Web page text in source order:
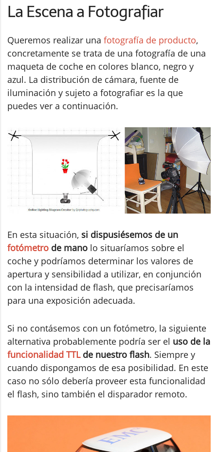
La Escena a Fotografiar
Queremos realizar una fotografía de producto,
concretamente se trata de una fotografía de una
maqueta de coche en colores blanco, negro y
azul. La distribución de cámara, fuente de
iluminación y sujeto a fotografiar es la que
puedes ver a continuación.
En esta situación, si dispusiésemos de un
fotómetro de mano lo situaríamos sobre el
coche y podríamos determinar los valores de
apertura y sensibilidad a utilizar, en conjunción
con la intensidad de flash, que precisaríamos
para una exposición adecuada.
Si no contásemos con un fotómetro, la siguiente
alternativa probablemente podría ser el uso de la
funcionalidad TTLde nuestro flash. Siempre y
cuando dispongamos de esa posibilidad. En este
caso no sólo debería proveer esta funcionalidad
el flash, sino también el disparador remoto.